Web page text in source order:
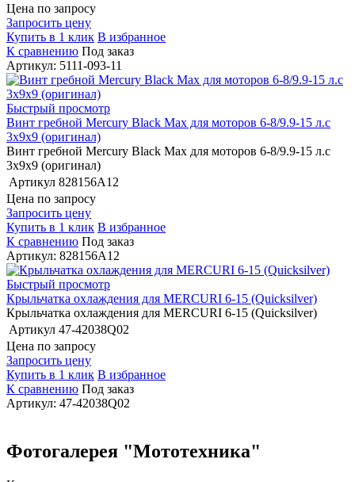
Цена по запросу
Запросить цену
Купить в 1 клик В избранное
К сравнению Под заказ
Артикул: 5111-093-11
Быстрый просмотр
Винт гребной Mercury Black Max для моторов 6-8/9.9-15 л.с
3х9х9 (оригинал)
Винт гребной Mercury Black Max для моторов 6-8/9.9-15 л.с
3х9х9 (оригинал)
Артикул 828156A12
Цена по запросу
Запросить цену
Купить в 1 клик В избранное
К сравнению Под заказ
Артикул: 828156A12
Быстрый просмотр
Крыльчатка охлаждения для MERCURI 6-15 (Quicksilver)
Крыльчатка охлаждения для MERCURI 6-15 (Quicksilver)
Артикул 47-42038Q02
Цена по запросу
Запросить цену
Купить в 1 клик В избранное
К сравнению Под заказ
Артикул: 47-42038Q02
Фотогалерея "Мототехника"